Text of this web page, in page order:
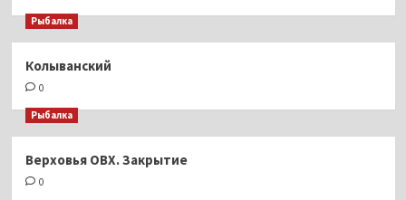
Рыбалка
Колыванский
0
Рыбалка
Верховья ОВХ. Закрытие
0